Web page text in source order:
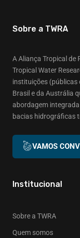
Sobre a TWRA
A Aliança Tropical de
Tropical Water
instituições (públicas
Brasil e da Austrália
abordagem
bacias hidrográficas
VAMOS
Institucional
Sobre a TWRA
Quem somos